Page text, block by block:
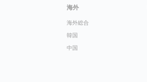
海外
海外総合
韓国
中国